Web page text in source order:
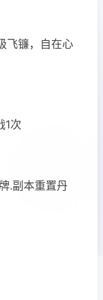
飞镰，自在心
1次
.副本重置丹